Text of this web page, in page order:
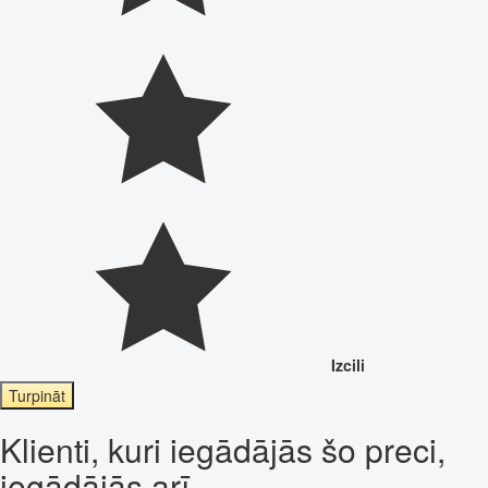
Izcili
Turpināt
Klienti, kuri iegādājās šo preci,